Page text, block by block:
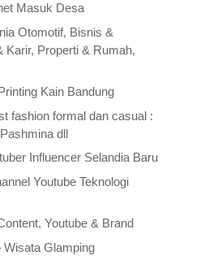
Masuk Desa
Otomotif, Bisnis &
Karir, Properti & Rumah,
Kain Bandung
fashion formal dan casual :
dll
Influencer Selandia Baru
Youtube Teknologi
Youtube & Brand
Wisata Glamping